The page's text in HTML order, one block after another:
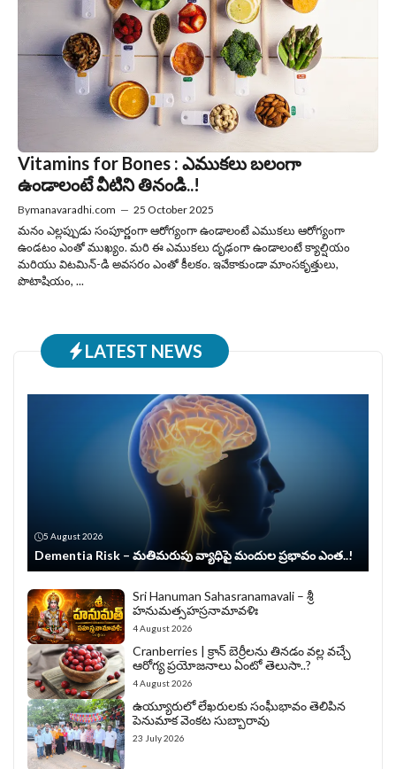
Vitamins for Bones : ఎముకలు బలంగా
ఉండాలంటే వీటిని తినండి..!
Bymanavaradhi.com — 25 October 2025
మనం ఎల్లప్పుడు సంపూర్ణంగా ఆరోగ్యంగా ఉండాలంటే ఎముకలు ఆరోగ్యంగా
ఉండటం ఎంతో ముఖ్యం. మరి ఈ ఎముకలు దృఢంగా ఉండాలంటే క్యాల్షియం
మరియు విటమిన్‌-డి అవసరం ఎంతో కీలకం. ఇవేకాకుండా మాంసకృత్తులు,
పొటాషియం, ...
LATEST NEWS
5 August 2026
Dementia Risk – మతిమరుపు వ్యాధిపై మందుల ప్రభావం ఎంత..!
Sri Hanuman Sahasranamavali – శ్రీ
హనుమత్సహస్రనామావళిః
4 August 2026
Cranberries | క్రాన్ బెర్రీల‌ను తిన‌డం వ‌ల్ల వచ్చే
ఆరోగ్య ప్రయోజనాలు ఏంటో తెలుసా..?
4 August 2026
ఉయ్యూరులో లేఖరులకు సంఘీభావం తెలిపిన
పెనుమాక వెంకట సుబ్బారావు
23 July 2026